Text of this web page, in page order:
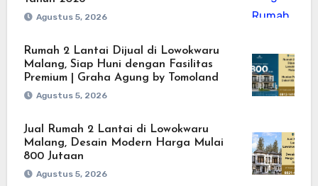
Agustus 5, 2026
Rumah 2 Lantai Dijual di Lowokwaru
Malang, Siap Huni dengan Fasilitas
Premium | Graha Agung by Tomoland
Agustus 5, 2026
Jual Rumah 2 Lantai di Lowokwaru
Malang, Desain Modern Harga Mulai
800 Jutaan
Agustus 5, 2026